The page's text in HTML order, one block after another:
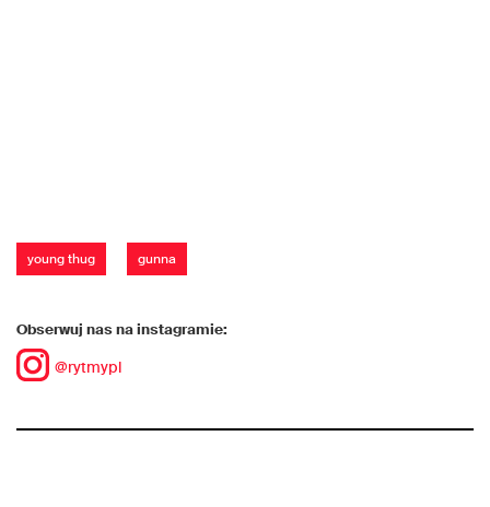
young thug gunna
Obserwuj nas na instagramie:
@rytmypl